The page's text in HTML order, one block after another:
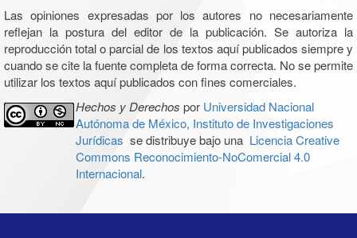
Las opiniones expresadas por los autores no necesariamente
reflejan la postura del editor de la publicación. Se autoriza la
reproducción total o parcial de los textos aquí publicados siempre y
cuando se cite la fuente completa de forma correcta. No se permite
utilizar los textos aquí publicados con fines comerciales.
Hechos y Derechos por Universidad Nacional
Autónoma de México, Instituto de Investigaciones
Jurídicas se distribuye bajo una Licencia Creative
Commons Reconocimiento-NoComercial 4.0
Internacional.